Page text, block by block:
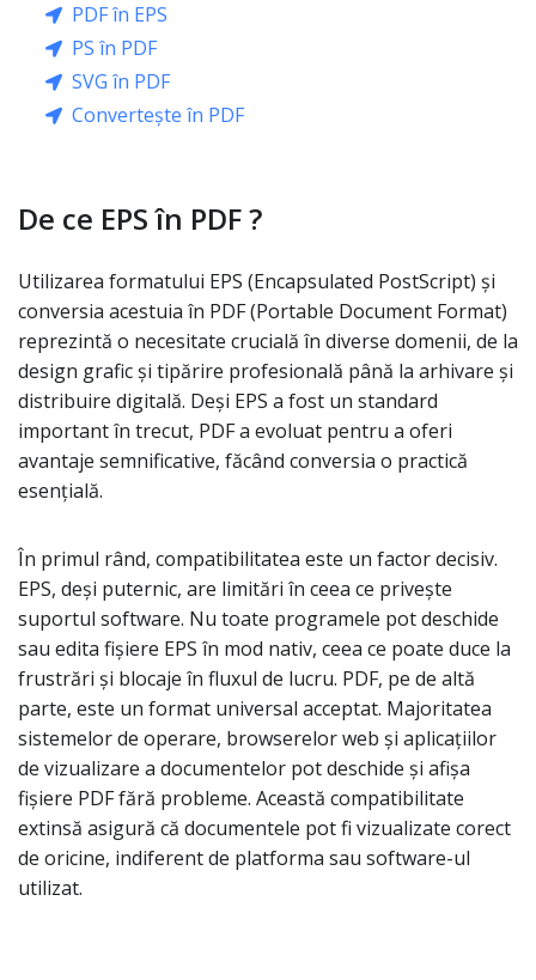
PDF în EPS
PS în PDF
SVG în PDF
Convertește în PDF
De ce EPS în PDF ?
Utilizarea formatului EPS (Encapsulated PostScript) și
conversia acestuia în PDF (Portable Document Format)
reprezintă o necesitate crucială în diverse domenii, de la
design grafic și tipărire profesională până la arhivare și
distribuire digitală. Deși EPS a fost un standard
important în trecut, PDF a evoluat pentru a oferi
avantaje semnificative, făcând conversia o practică
esențială.
În primul rând, compatibilitatea este un factor decisiv.
EPS, deși puternic, are limitări în ceea ce privește
suportul software. Nu toate programele pot deschide
sau edita fișiere EPS în mod nativ, ceea ce poate duce la
frustrări și blocaje în fluxul de lucru. PDF, pe de altă
parte, este un format universal acceptat. Majoritatea
sistemelor de operare, browserelor web și aplicațiilor
de vizualizare a documentelor pot deschide și afișa
fișiere PDF fără probleme. Această compatibilitate
extinsă asigură că documentele pot fi vizualizate corect
de oricine, indiferent de platforma sau software-ul
utilizat.